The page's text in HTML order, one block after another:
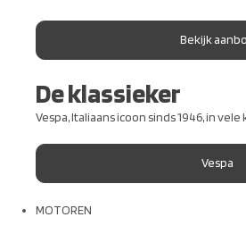
Bekijk
De klassieker
Vespa, Italiaans icoon sinds 1946, in
Vespa
MOTOREN